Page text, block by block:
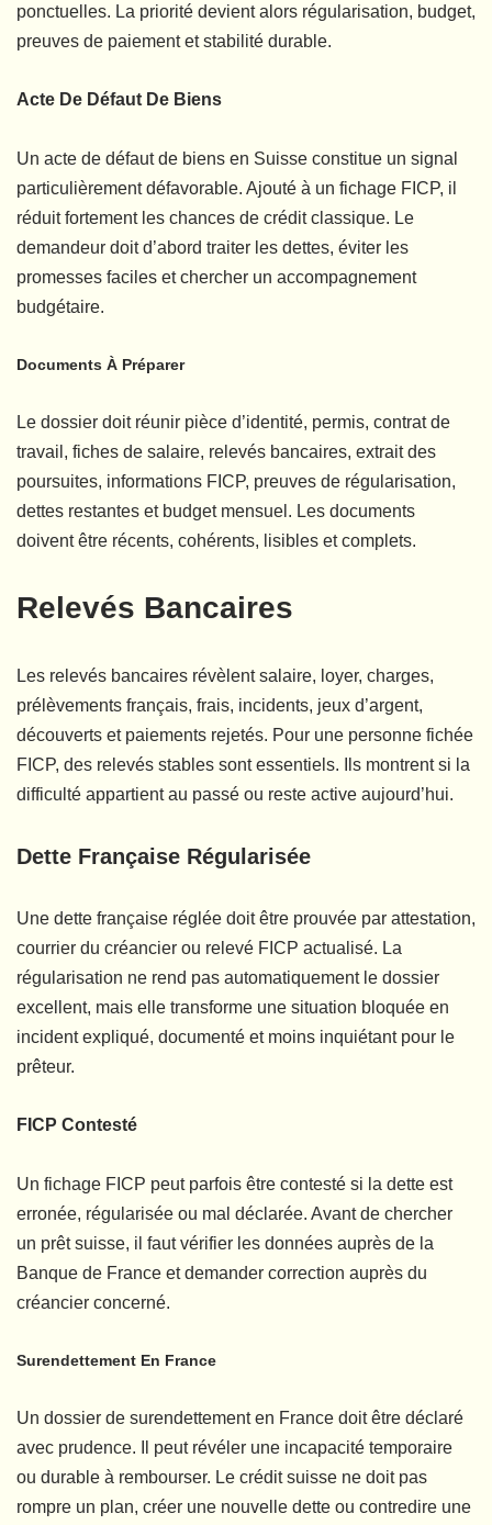
ponctuelles. La priorité devient alors régularisation, budget,
preuves de paiement et stabilité durable.
Acte De Défaut De Biens
Un acte de défaut de biens en Suisse constitue un signal
particulièrement défavorable. Ajouté à un fichage FICP, il
réduit fortement les chances de crédit classique. Le
demandeur doit d’abord traiter les dettes, éviter les
promesses faciles et chercher un accompagnement
budgétaire.
Documents À Préparer
Le dossier doit réunir pièce d’identité, permis, contrat de
travail, fiches de salaire, relevés bancaires, extrait des
poursuites, informations FICP, preuves de régularisation,
dettes restantes et budget mensuel. Les documents
doivent être récents, cohérents, lisibles et complets.
Relevés Bancaires
Les relevés bancaires révèlent salaire, loyer, charges,
prélèvements français, frais, incidents, jeux d’argent,
découverts et paiements rejetés. Pour une personne fichée
FICP, des relevés stables sont essentiels. Ils montrent si la
difficulté appartient au passé ou reste active aujourd’hui.
Dette Française Régularisée
Une dette française réglée doit être prouvée par attestation,
courrier du créancier ou relevé FICP actualisé. La
régularisation ne rend pas automatiquement le dossier
excellent, mais elle transforme une situation bloquée en
incident expliqué, documenté et moins inquiétant pour le
prêteur.
FICP Contesté
Un fichage FICP peut parfois être contesté si la dette est
erronée, régularisée ou mal déclarée. Avant de chercher
un prêt suisse, il faut vérifier les données auprès de la
Banque de France et demander correction auprès du
créancier concerné.
Surendettement En France
Un dossier de surendettement en France doit être déclaré
avec prudence. Il peut révéler une incapacité temporaire
ou durable à rembourser. Le crédit suisse ne doit pas
rompre un plan, créer une nouvelle dette ou contredire une